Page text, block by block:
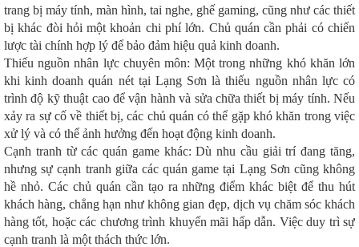
trang bị máy tính, màn hình, tai nghe, ghế gaming, cũng như các thiết
bị khác đòi hỏi một khoản chi phí lớn. Chủ quán cần phải có chiến
lược tài chính hợp lý để bảo đảm hiệu quả kinh doanh.
Thiếu nguồn nhân lực chuyên môn: Một trong những khó khăn lớn
khi kinh doanh quán nét tại Lạng Sơn là thiếu nguồn nhân lực có
trình độ kỹ thuật cao để vận hành và sửa chữa thiết bị máy tính. Nếu
xảy ra sự cố về thiết bị, các chủ quán có thể gặp khó khăn trong việc
xử lý và có thể ảnh hưởng đến hoạt động kinh doanh.
Cạnh tranh từ các quán game khác: Dù nhu cầu giải trí đang tăng,
nhưng sự cạnh tranh giữa các quán game tại Lạng Sơn cũng không
hề nhỏ. Các chủ quán cần tạo ra những điểm khác biệt để thu hút
khách hàng, chẳng hạn như không gian đẹp, dịch vụ chăm sóc khách
hàng tốt, hoặc các chương trình khuyến mãi hấp dẫn. Việc duy trì sự
cạnh tranh là một thách thức lớn.